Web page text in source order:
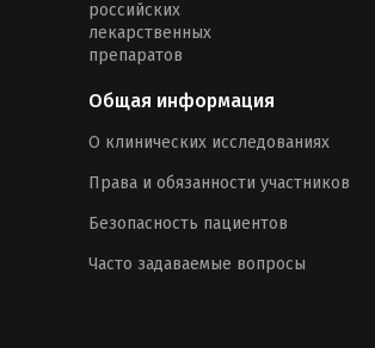
российских
лекарственных
препаратов
Общая информация
О клинических исследованиях
Права и обязанности участников
Безопасность пациентов
Часто задаваемые вопросы